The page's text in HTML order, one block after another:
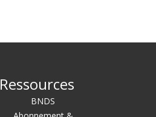
Ressources
BNDS